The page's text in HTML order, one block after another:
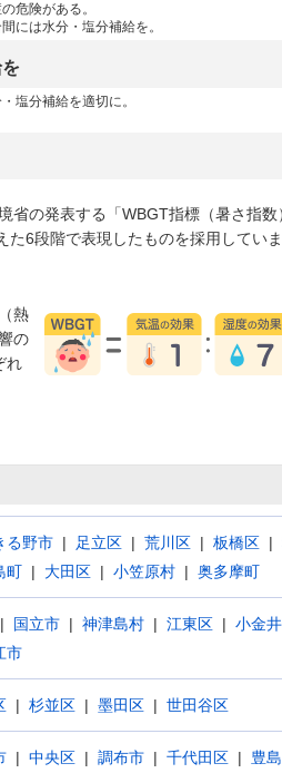
危険がある。
には水分・塩分補給を。
塩分補給を適切に。
省の発表する「WBGT指標（暑さ指
6段階で表現したものを採用していま
熱
の
れ
る野市 足立区 荒川区 板橋区
町 大田区 小笠原村 奥多摩町
国立市 神津島村 江東区
小金
市
杉並区 墨田区 世田谷区
中央区 調布市 千代田区
豊